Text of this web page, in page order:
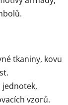
tkaniny, kovu
jednotek,
vzorů.